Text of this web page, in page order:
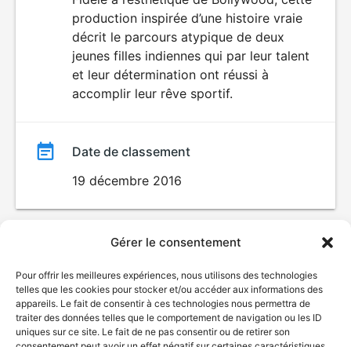
Gérer le consentement
Pour offrir les meilleures expériences, nous utilisons des technologies
telles que les cookies pour stocker et/ou accéder aux informations des
appareils. Le fait de consentir à ces technologies nous permettra de
traiter des données telles que le comportement de navigation ou les ID
uniques sur ce site. Le fait de ne pas consentir ou de retirer son
production inspirée d’une histoire vraie
décrit le parcours atypique de deux
jeunes filles indiennes qui par leur talent
et leur détermination ont réussi à
accomplir leur rêve sportif.
Date de classement
19 décembre 2016
© Gouvernement du Québec, 2026